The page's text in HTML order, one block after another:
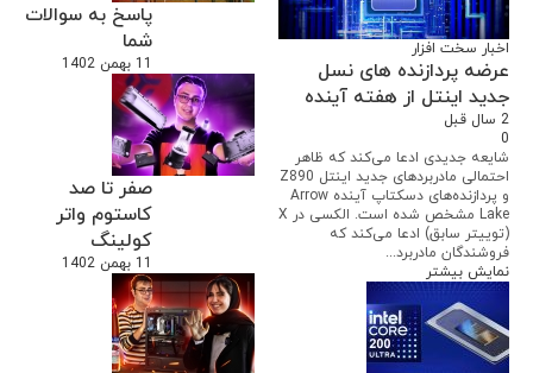
پاسخ به سوالات
شما
11 بهمن 1402
صفر تا صد
کاستوم واتر
کولینگ
11 بهمن 1402
اخبار سخت افزار
عرضه پردازنده های نسل
جدید اینتل از هفته آینده
2 سال قبل
0
شایعه جدیدی ادعا می‌کند که ظاهر
احتمالی مادربردهای جدید اینتل Z890
و پردازنده‌های دسکتاپ آینده Arrow
Lake مشخص شده است. الکسی در X
(توییتر سابق) ادعا می‌کند که
فروشندگان مادربرد...
نمایش بیشتر